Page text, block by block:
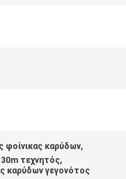
φοίνικας καρύδων,
τεχνητός,
καρύδων γεγονότος